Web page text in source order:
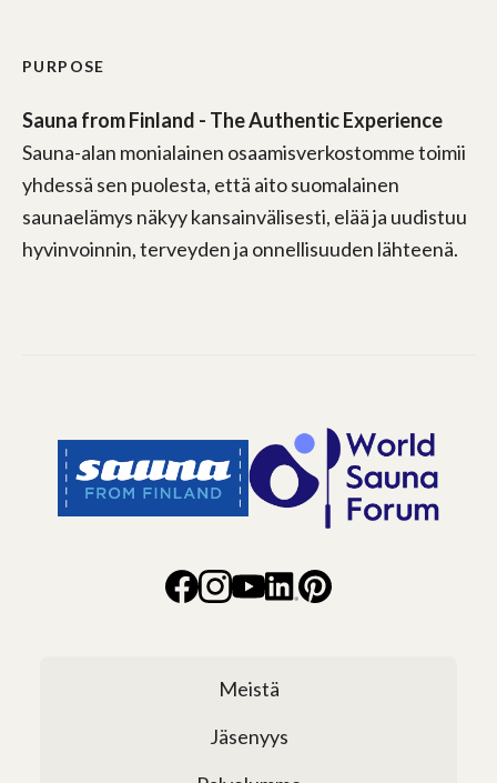
PURPOSE
Sauna from Finland - The Authentic Experience
Sauna-alan monialainen osaamisverkostomme toimii
yhdessä sen puolesta, että aito suomalainen
saunaelämys näkyy kansainvälisesti, elää ja uudistuu
hyvinvoinnin, terveyden ja onnellisuuden lähteenä.
Meistä
Jäsenyys